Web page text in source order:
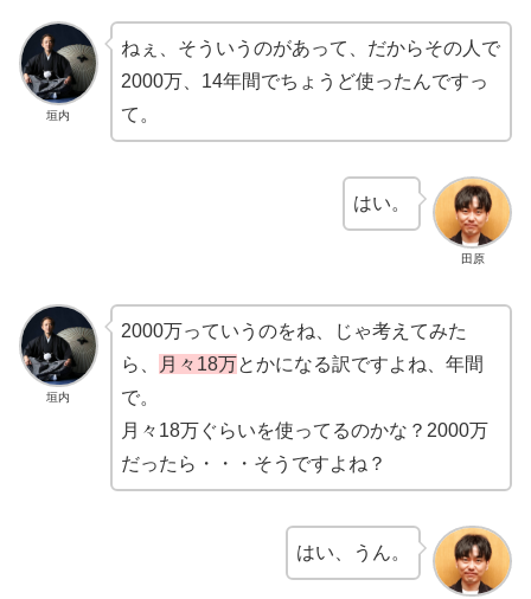
垣内
ねぇ、そういうのがあって、だからその人で
2000万、14年間でちょうど使ったんですっ
て。
田原
はい。
垣内
2000万っていうのをね、じゃ考えてみた
ら、
月々18万とかになる訳ですよね、年間
で。
月々18万ぐらいを使ってるのかな？2000万
だったら・・・そうですよね？
はい、うん。